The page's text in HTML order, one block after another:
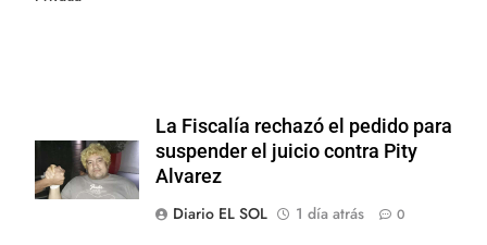
La Fiscalía rechazó el pedido para
suspender el juicio contra Pity
Alvarez
Diario EL SOL
1 día atrás 0